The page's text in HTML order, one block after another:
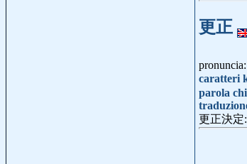
更正
pronuncia:
caratteri
parola
更正決定: